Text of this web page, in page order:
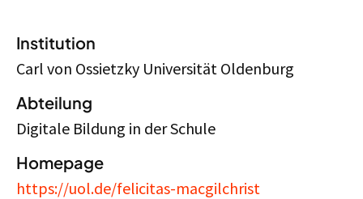
Institution
Carl von Ossietzky Universität Oldenburg
Abteilung
Digitale Bildung in der Schule
Homepage
https://uol.de/felicitas-macgilchrist